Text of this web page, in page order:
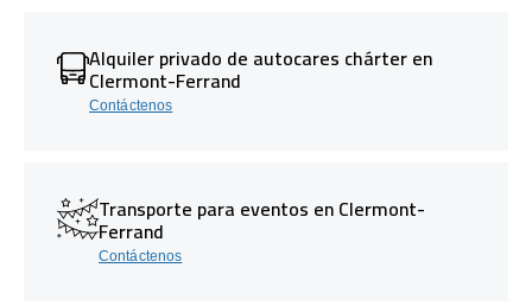
Alquiler privado de autocares chárter en
Clermont-Ferrand
Contáctenos
Transporte para eventos en Clermont-
Ferrand
Contáctenos